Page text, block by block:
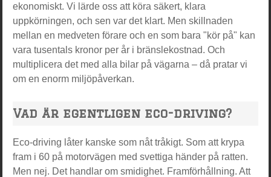
ekonomiskt. Vi lärde oss att köra säkert, klara
uppkörningen, och sen var det klart. Men skillnaden
mellan en medveten förare och en som bara "kör på" kan
vara tusentals kronor per år i bränslekostnad. Och
multiplicera det med alla bilar på vägarna – då pratar vi
om en enorm miljöpåverkan.
Vad är egentligen eco-driving?
Eco-driving låter kanske som nåt tråkigt. Som att krypa
fram i 60 på motorvägen med svettiga händer på ratten.
Men nej. Det handlar om smidighet. Framförhållning. Att